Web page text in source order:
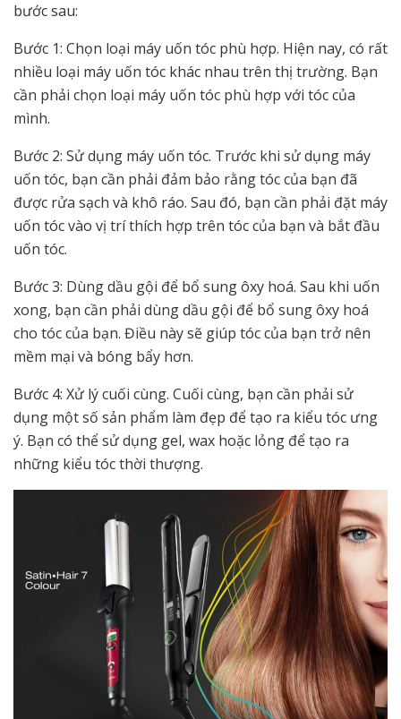
bước sau:
Bước 1: Chọn loại máy uốn tóc phù hợp. Hiện nay, có rất
nhiều loại máy uốn tóc khác nhau trên thị trường. Bạn
cần phải chọn loại máy uốn tóc phù hợp với tóc của
mình.
Bước 2: Sử dụng máy uốn tóc. Trước khi sử dụng máy
uốn tóc, bạn cần phải đảm bảo rằng tóc của bạn đã
được rửa sạch và khô ráo. Sau đó, bạn cần phải đặt máy
uốn tóc vào vị trí thích hợp trên tóc của bạn và bắt đầu
uốn tóc.
Bước 3: Dùng dầu gội để bổ sung ôxy hoá. Sau khi uốn
xong, bạn cần phải dùng dầu gội để bổ sung ôxy hoá
cho tóc của bạn. Điều này sẽ giúp tóc của bạn trở nên
mềm mại và bóng bẩy hơn.
Bước 4: Xử lý cuối cùng. Cuối cùng, bạn cần phải sử
dụng một số sản phẩm làm đẹp để tạo ra kiểu tóc ưng
ý. Bạn có thể sử dụng gel, wax hoặc lỏng để tạo ra
những kiểu tóc thời thượng.